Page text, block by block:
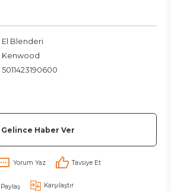
El Blenderi
Kenwood
5011423190600
Gelince Haber Ver
Yorum Yaz Tavsiye Et
Paylaş Karşılaştır